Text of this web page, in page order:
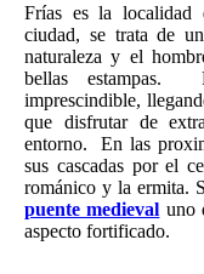
Frías es la localidad
ciudad, se trata de
naturaleza y el
bellas estampas.
imprescindible,
que disfrutar de
entorno. En las
sus cascadas por el
románico y la ermita.
puente medieval uno
aspecto fortificado.